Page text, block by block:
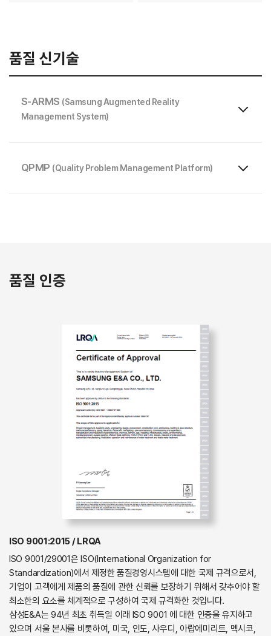
품질 신기술
S-ARMS (Samsung Augmented Reality
Management System)
QPMP (Quality Problem Management Platform)
품질 인증
ISO 9001:2015 / LRQA
ISO 9001/29001은 ISO(International Organization for
Standardization)에서 제정한 품질경영시스템에 대한 국제 규격으로서,
기업이 고객에게 제품의 품질에 관한 신뢰를 보장하기 위해서 갖추어야 할
최소한의 요소를 체계적으로 구성하여 국제 규격화한 것입니다.
삼성E&A는 94년 최초 취득일 이래 ISO 9001 에 대한 인증을 유지하고
있으며 서울 본사를 비롯하여, 미국, 인도, 사우디, 아랍에미리트, 멕시코,